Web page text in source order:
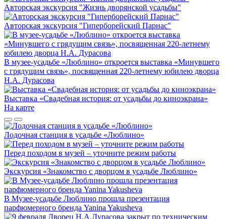
Авторская экскурсия "Жизнь дворянской усадьбы"
Авторская экскурсия "Гиперборейский Парнас"
В музее-усадьбе «Люблино» откроется выставка «Минувшего
с грядущим связь», посвященная 220-летнему юбилею дворца
Н.А. Дурасова
Выставка «Свадебная история: от усадьбы до киноэкрана»
На карте
Лодочная станция в усадьбе «Люблино»
Перед походом в музей – уточните режим работы
Экскурсия «Знакомство с дворцом в усадьбе Люблино»
В Музее-усадьбе Люблино прошла презентация
парфюмерного бренда Yanina Yakusheva